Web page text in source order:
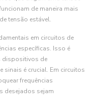
de maneira mais
tensão estável.
em circuitos de
específicas. Isso é
dispositivos de
sinais é crucial. Em circuitos
frequências
desejados sejam